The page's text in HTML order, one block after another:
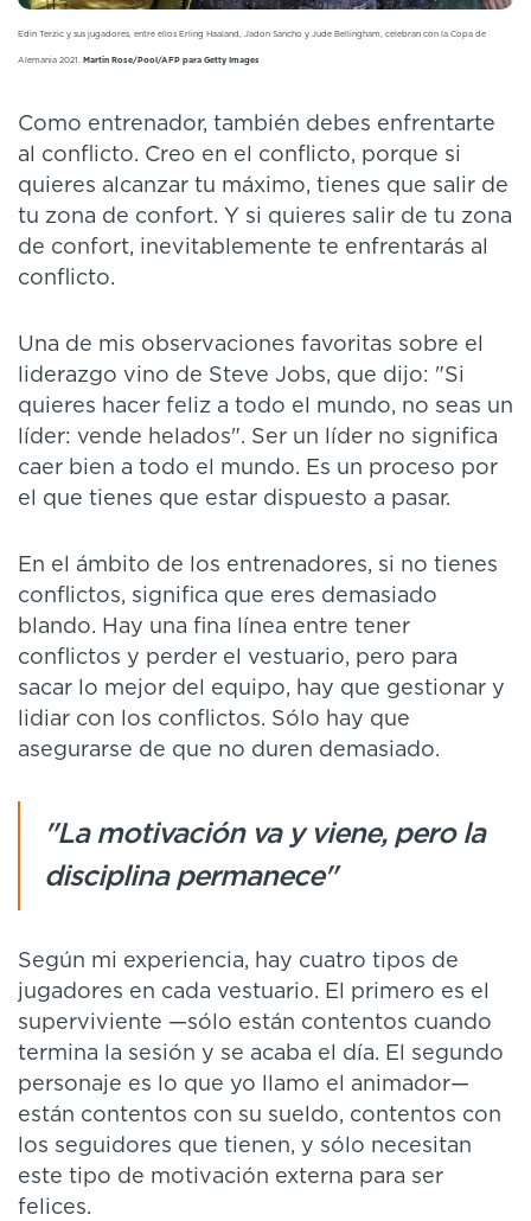
Edin Terzic y sus jugadores, entre ellos Erling Haaland, Jadon Sancho y Jude Bellingham, celebran con la Copa de
Alemania 2021. Martin Rose/Pool/AFP para Getty Images
Como entrenador, también debes enfrentarte
al conflicto. Creo en el conflicto, porque si
quieres alcanzar tu máximo, tienes que salir de
tu zona de confort. Y si quieres salir de tu zona
de confort, inevitablemente te enfrentarás al
conflicto.
Una de mis observaciones favoritas sobre el
liderazgo vino de Steve Jobs, que dijo: "Si
quieres hacer feliz a todo el mundo, no seas un
líder: vende helados". Ser un líder no significa
caer bien a todo el mundo. Es un proceso por
el que tienes que estar dispuesto a pasar.
En el ámbito de los entrenadores, si no tienes
conflictos, significa que eres demasiado
blando. Hay una fina línea entre tener
conflictos y perder el vestuario, pero para
sacar lo mejor del equipo, hay que gestionar y
lidiar con los conflictos. Sólo hay que
asegurarse de que no duren demasiado.
"La motivación va y viene, pero la
disciplina permanece"
Según mi experiencia, hay cuatro tipos de
jugadores en cada vestuario. El primero es el
superviviente —sólo están contentos cuando
termina la sesión y se acaba el día. El segundo
personaje es lo que yo llamo el animador—
están contentos con su sueldo, contentos con
los seguidores que tienen, y sólo necesitan
este tipo de motivación externa para ser
felices.